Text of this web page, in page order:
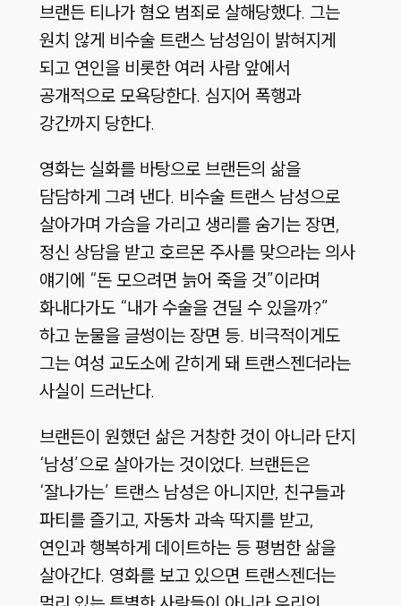
브랜든 티나가 혐오 범죄로 살해당했다. 그는
원치 않게 비수술 트랜스 남성임이 밝혀지게
되고 연인을 비롯한 여러 사람 앞에서
공개적으로 모욕당한다. 심지어 폭행과
강간까지 당한다.
영화는 실화를 바탕으로 브랜든의 삶을
담담하게 그려 낸다. 비수술 트랜스 남성으로
살아가며 가슴을 가리고 생리를 숨기는 장면,
정신 상담을 받고 호르몬 주사를 맞으라는 의사
얘기에 “돈 모으려면 늙어 죽을 것”이라며
화내다가도 “내가 수술을 견딜 수 있을까?”
하고 눈물을 글썽이는 장면 등. 비극적이게도
그는 여성 교도소에 갇히게 돼 트랜스젠더라는
사실이 드러난다.
브랜든이 원했던 삶은 거창한 것이 아니라 단지
‘남성’으로 살아가는 것이었다. 브랜든은
‘잘나가는’ 트랜스 남성은 아니지만, 친구들과
파티를 즐기고, 자동차 과속 딱지를 받고,
연인과 행복하게 데이트하는 등 평범한 삶을
살아간다. 영화를 보고 있으면 트랜스젠더는